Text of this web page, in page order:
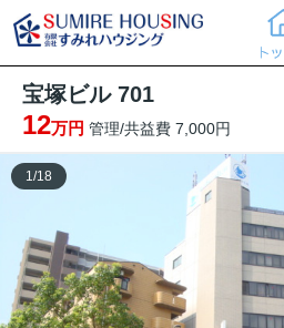
宝塚ビル 701
12万円 管理/共益費 7,000円
1 /18